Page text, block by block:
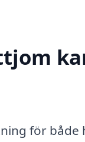
för både